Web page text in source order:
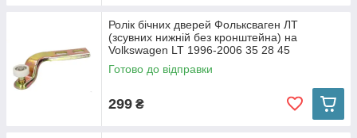
Ролік бічних дверей Фольксваген ЛТ
(зсувних нижній без кронштейна) на
Volkswagen LT 1996-2006 35 28 45
Готово до відправки
299 ₴